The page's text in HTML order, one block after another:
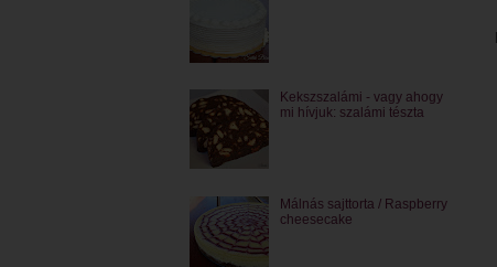
Kekszszalámi - vagy ahogy
mi hívjuk: szalámi tészta
Málnás sajttorta / Raspberry
cheesecake